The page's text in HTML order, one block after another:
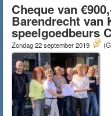
Cheque van
Barendrecht van
speelgoedbeurs
Zondag 22 september 2019